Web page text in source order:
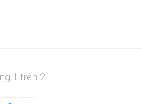
1 trên 2